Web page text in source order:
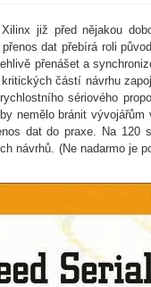
již před nějakou
dat přebírá roli
přenášet a
částí návrhu
sériového
nemělo bránit
dat do praxe. Na 120
návrhů. (Ne nadarmo je